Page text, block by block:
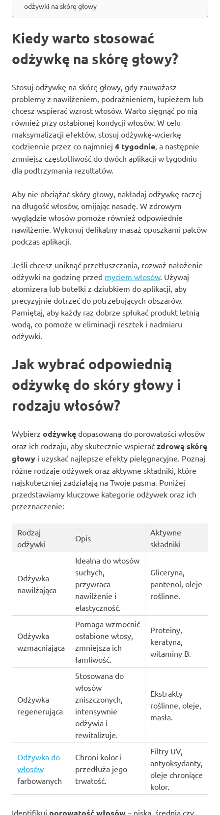
odżywki na skórę głowy
Kiedy warto stosować
odżywkę na skórę głowy?
Stosuj odżywkę na skórę głowy, gdy zauważasz
problemy z nawilżeniem, podrażnieniem, łupieżem lub
chcesz wspierać wzrost włosów. Warto sięgnąć po nią
również przy osłabionej kondycji włosów. W celu
maksymalizacji efektów, stosuj odżywkę-wcierkę
codziennie przez co najmniej 4 tygodnie, a następnie
zmniejsz częstotliwość do dwóch aplikacji w tygodniu
dla podtrzymania rezultatów.
Aby nie obciążać skóry głowy, nakładaj odżywkę raczej
na długość włosów, omijając nasadę. W zdrowym
wyglądzie włosów pomoże również odpowiednie
nawilżenie. Wykonuj delikatny masaż opuszkami palców
podczas aplikacji.
Jeśli chcesz uniknąć przetłuszczania, rozważ nałożenie
odżywki na godzinę przed myciem włosów. Używaj
atomizera lub butelki z dziubkiem do aplikacji, aby
precyzyjnie dotrzeć do potrzebujących obszarów.
Pamiętaj, aby każdy raz dobrze spłukać produkt letnią
wodą, co pomoże w eliminacji resztek i nadmiaru
odżywki.
Jak wybrać odpowiednią
odżywkę do skóry głowy i
rodzaju włosów?
Wybierz odżywkę dopasowaną do porowatości włosów
oraz ich rodzaju, aby skutecznie wspierać zdrową skórę
głowy i uzyskać najlepsze efekty pielęgnacyjne. Poznaj
różne rodzaje odżywek oraz aktywne składniki, które
najskuteczniej zadziałają na Twoje pasma. Poniżej
przedstawiamy kluczowe kategorie odżywek oraz ich
przeznaczenie:
Rodzaj
odżywki
Opis
Aktywne
składniki
Odżywka
nawilżająca
Idealna do włosów
suchych,
przywraca
nawilżenie i
elastyczność.
Gliceryna,
pantenol, oleje
roślinne.
Odżywka
wzmacniająca
Pomaga wzmocnić
osłabione włosy,
zmniejsza ich
łamliwość.
Proteiny,
keratyna,
witaminy B.
Odżywka
regenerująca
Stosowana do
włosów
zniszczonych,
intensywnie
odżywia i
rewitalizuje.
Ekstrakty
roślinne, oleje,
masła.
Odżywka do
włosów
farbowanych
Chroni kolor i
przedłuża jego
trwałość.
Filtry UV,
antyoksydanty,
oleje chroniące
kolor.
Identifikuj – niska, średnia czy